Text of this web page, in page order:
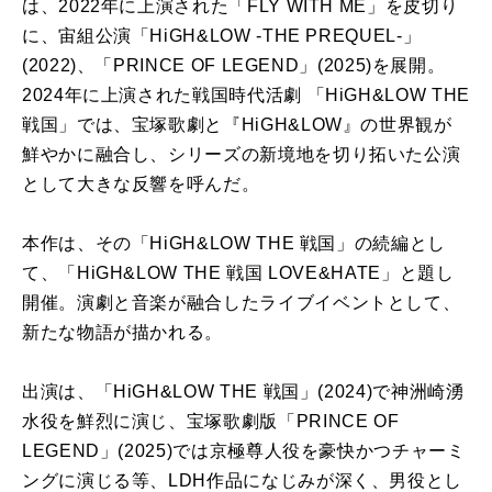
は、 2022年に上演された「 FLY WITH ME 」を皮切り
に、宙組公演「 HiGH&LOW -THE PREQUEL- 」
(2022) 、「 PRINCE OF LEGEND 」 (2025)を展開。
2024年に上演された戦国時代活劇 「 HiGH&LOW THE
戦国」では、宝塚歌劇と『 HiGH&LOW 』の世界観が
鮮やかに融合し、シリーズの新境地を切り拓いた公演
として大きな反響を呼んだ。
本作は、その「 HiGH&LOW THE 戦国」の続編とし
て、「 HiGH&LOW THE戦国 LOVE&HATE 」と題し
開催。演劇と音楽が融合したライブイベントとして、
新たな物語が描かれる。
出演は、「 HiGH&LOW THE 戦国」 (2024)で神洲崎湧
水役を鮮烈に演じ、宝塚歌劇版「 PRINCE OF
LEGEND 」 (2025)では京極尊人役を豪快かつチャーミ
ングに演じる等、
LDH作品になじみが深く、男役とし